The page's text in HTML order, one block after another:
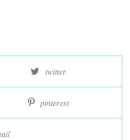
twitter
pinterest